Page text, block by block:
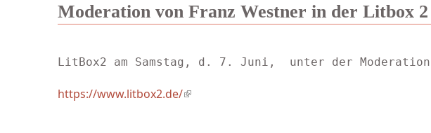
Moderation von Franz Westner in der Litbox
LitBox2 am Samstag, d. 7. Juni,  unter der
https://www.litbox2.de/(link is external)